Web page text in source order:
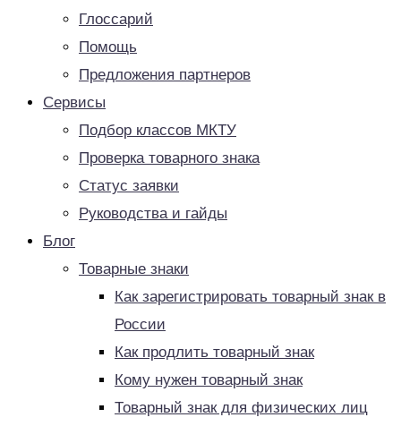
Глоссарий
Помощь
Предложения партнеров
Сервисы
Подбор классов МКТУ
Проверка товарного знака
Статус заявки
Руководства и гайды
Блог
Товарные знаки
Как зарегистрировать товарный знак в
России
Как продлить товарный знак
Кому нужен товарный знак
Товарный знак для физических лиц